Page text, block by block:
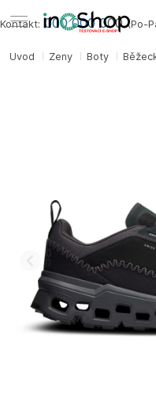
Úvod Ženy Boty
Kontakt: 000 000 000(Po-